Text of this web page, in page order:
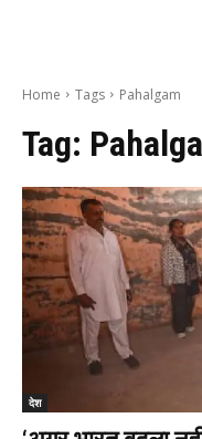
Home Tags Pahalgam
Tag:
देश